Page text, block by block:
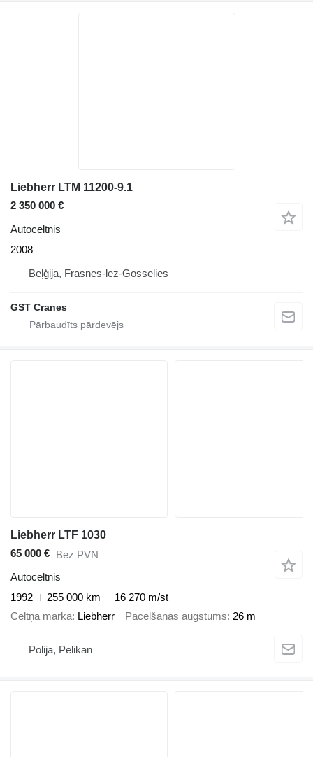
Liebherr LTM 11200-9.1
2 350 000 €
Autoceltnis
2008
Beļģija, Frasnes-lez-Gosselies
GST Cranes
Liebherr LTF 1030
65 000 € Bez PVN
Autoceltnis
1992
255 000 km
16 270 m/st
Celtņa marka Liebherr Pacelšanas augstums 26 m
Polija, Pelikan